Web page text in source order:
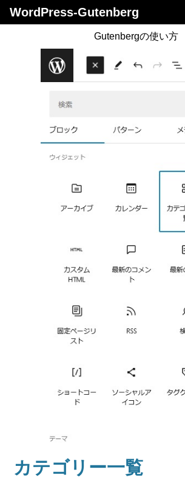
WordPress-Gutenberg
Gutenbergの使い方
カテゴリー一覧